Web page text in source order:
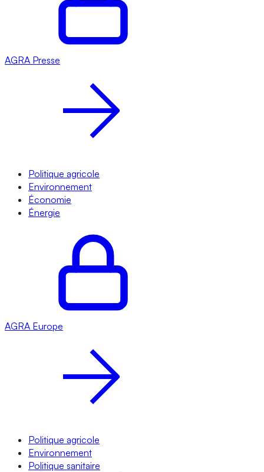
AGRA Presse
Politique agricole
Environnement
Économie
Énergie
AGRA Europe
Politique agricole
Environnement
Politique sanitaire